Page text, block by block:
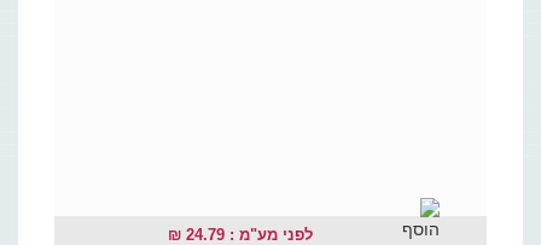
לפני מע"מ : 24.79 ₪